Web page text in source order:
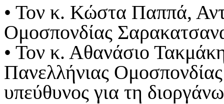
• Τον κ. Κώστα Παππά,
Ομοσπονδίας
• Τον κ. Αθανάσιο
Πανελλήνιας
υπεύθυνος για τη